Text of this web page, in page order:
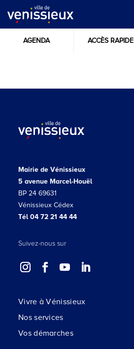
Content
AGENDA ACCÈS RAPIDE
Mairie de Vénissieux
5 avenue Marcel-Houël
BP 24 69631
Vénissieux Cédex
Tél 04 72 21 44 44
Suivez-nous sur
Vivre à Vénissieux
Nos services
Vos démarches